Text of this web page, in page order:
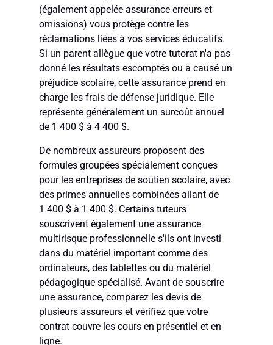
(également appelée assurance erreurs et
omissions) vous protège contre les
réclamations liées à vos services éducatifs.
Si un parent allègue que votre tutorat n'a pas
donné les résultats escomptés ou a causé un
préjudice scolaire, cette assurance prend en
charge les frais de défense juridique. Elle
représente généralement un surcoût annuel
de 1 400 $ à 4 400 $.
De nombreux assureurs proposent des
formules groupées spécialement conçues
pour les entreprises de soutien scolaire, avec
des primes annuelles combinées allant de
1 400 $ à 1 400 $. Certains tuteurs
souscrivent également une assurance
multirisque professionnelle s'ils ont investi
dans du matériel important comme des
ordinateurs, des tablettes ou du matériel
pédagogique spécialisé. Avant de souscrire
une assurance, comparez les devis de
plusieurs assureurs et vérifiez que votre
contrat couvre les cours en présentiel et en
ligne.